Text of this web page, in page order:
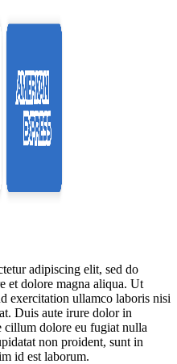
adipiscing elit, sed do
et dolore magna aliqua. Ut
exercitation ullamco laboris nisi
Duis aute irure dolor in
cillum dolore eu fugiat nulla
non proident, sunt in
id est laborum.